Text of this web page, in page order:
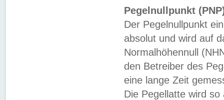
Pegelnullpunkt
Der Pegelnullpunkt
absolut und wird auf
Normalhöhennull
den Betreiber des
eine lange Zeit
Die Pegellatte wird